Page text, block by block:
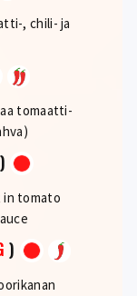
, chili- ja
tomaatti-
)
in tomato
)